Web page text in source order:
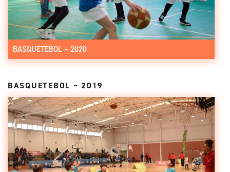
BASQUETEBOL – 2020
BASQUETEBOL – 2019